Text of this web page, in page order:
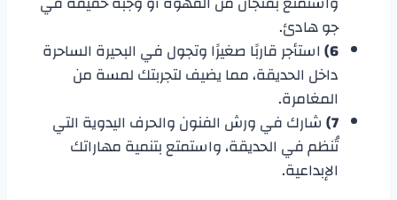
جو هادئ.
6) استأجر قاربًا صغيرًا وتجول في البحيرة الساحرة
داخل الحديقة، مما يضيف لتجربتك لمسة من
المغامرة.
7) شارك في ورش الفنون والحرف اليدوية التي
تُنظم في الحديقة، واستمتع بتنمية مهاراتك
الإبداعية.